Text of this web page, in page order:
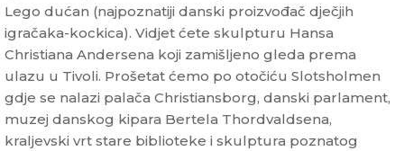
Lego dućan (najpoznatiji danski proizvođač dječjih
igračaka-kockica). Vidjet ćete skulpturu Hansa
Christiana Andersena koji zamišljeno gleda prema
ulazu u Tivoli. Prošetat ćemo po otočiću Slotsholmen
gdje se nalazi palača Christiansborg, danski parlament,
muzej danskog kipara Bertela Thordvaldsena,
kraljevski vrt stare biblioteke i skulptura poznatog